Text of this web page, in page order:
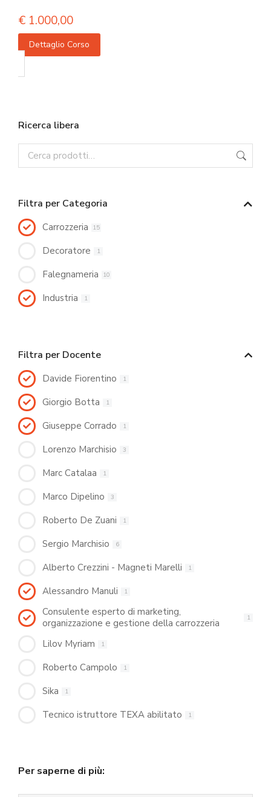
€ 1.000,00
Dettaglio Corso
Ricerca libera
Filtra per Categoria
Carrozzeria 15
Decoratore 1
Falegnameria 10
Industria 1
Filtra per Docente
Davide Fiorentino 1
Giorgio Botta 1
Giuseppe Corrado 1
Lorenzo Marchisio 3
Marc Catalaa 1
Marco Dipelino 3
Roberto De Zuani 1
Sergio Marchisio 6
Alberto Crezzini - Magneti Marelli 1
Alessandro Manuli 1
Consulente esperto di marketing,
organizzazione e gestione della carrozzeria
1
Lilov Myriam 1
Roberto Campolo 1
Sika 1
Tecnico istruttore TEXA abilitato 1
Per saperne di più: